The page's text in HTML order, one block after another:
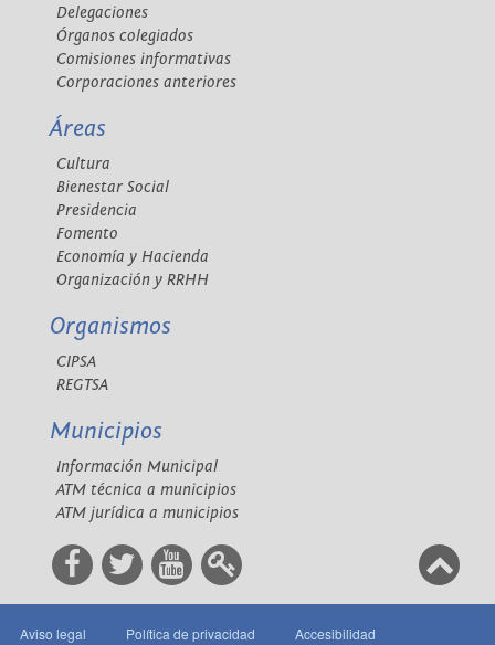
Delegaciones
Órganos colegiados
Comisiones informativas
Corporaciones anteriores
Áreas
Cultura
Bienestar Social
Presidencia
Fomento
Economía y Hacienda
Organización y RRHH
Organismos
CIPSA
REGTSA
Municipios
Información Municipal
ATM técnica a municipios
ATM jurídica a municipios
Aviso legal Política de privacidad Accesibilidad